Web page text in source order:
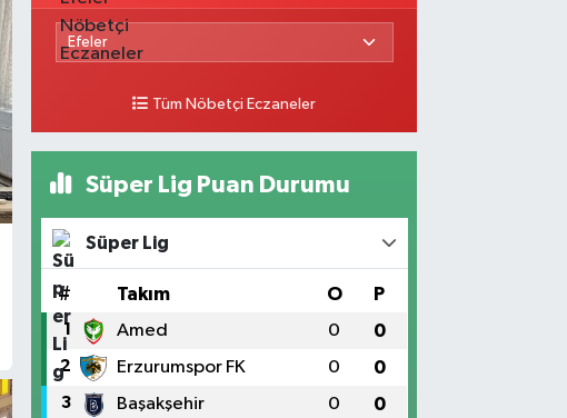
Tüm Nöbetçi Eczaneler
Süper Lig Puan Durumu
Süper Lig
# Takım O P
1 Amed 0 0
2 Erzurumspor FK 0 0
3 Başakşehir 0 0